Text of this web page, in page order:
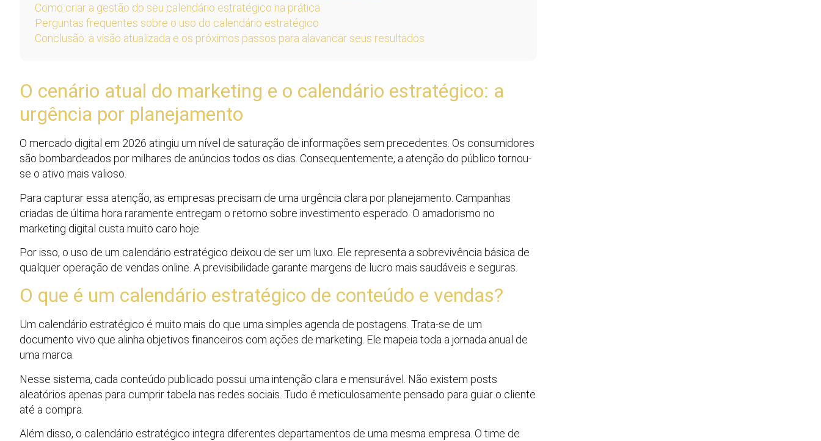
Como criar a gestão do seu calendário estratégico na prática
Perguntas frequentes sobre o uso do calendário estratégico
Conclusão: a visão atualizada e os próximos passos para alavancar seus resultados
O cenário atual do marketing e o calendário estratégico: a
urgência por planejamento
O mercado digital em 2026 atingiu um nível de saturação de informações sem precedentes. Os consumidores
são bombardeados por milhares de anúncios todos os dias. Consequentemente, a atenção do público tornou-
se o ativo mais valioso.
Para capturar essa atenção, as empresas precisam de uma urgência clara por planejamento. Campanhas
criadas de última hora raramente entregam o retorno sobre investimento esperado. O amadorismo no
marketing digital custa muito caro hoje.
Por isso, o uso de um calendário estratégico deixou de ser um luxo. Ele representa a sobrevivência básica de
qualquer operação de vendas online. A previsibilidade garante margens de lucro mais saudáveis e seguras.
O que é um calendário estratégico de conteúdo e vendas?
Um calendário estratégico é muito mais do que uma simples agenda de postagens. Trata-se de um
documento vivo que alinha objetivos financeiros com ações de marketing. Ele mapeia toda a jornada anual de
uma marca.
Nesse sistema, cada conteúdo publicado possui uma intenção clara e mensurável. Não existem posts
aleatórios apenas para cumprir tabela nas redes sociais. Tudo é meticulosamente pensado para guiar o cliente
até a compra.
Além disso, o calendário estratégico integra diferentes departamentos de uma mesma empresa. O time de